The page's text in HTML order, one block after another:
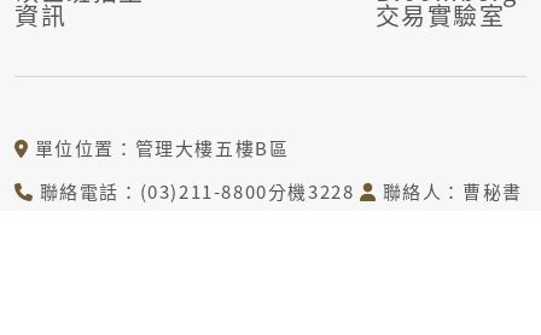
資訊 交易實驗室
單位位置：管理大樓五樓B區
聯絡電話：(03)211-8800分機3228
聯絡人：曹秘書